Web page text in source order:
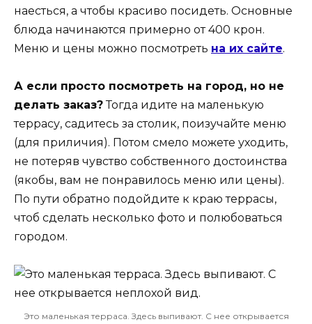
наесться, а чтобы красиво посидеть. Основные
блюда начинаются примерно от 400 крон.
Меню и цены можно посмотреть на их сайте.
А если просто посмотреть на город, но не
делать заказ?Тогда идите на маленькую
террасу, садитесь за столик, поизучайте меню
(для приличия). Потом смело можете уходить,
не потеряв чувство собственного достоинства
(якобы, вам не понравилось меню или цены).
По пути обратно подойдите к краю террасы,
чтоб сделать несколько фото и полюбоваться
городом.
Это маленькая терраса. Здесь выпивают. С нее открывается